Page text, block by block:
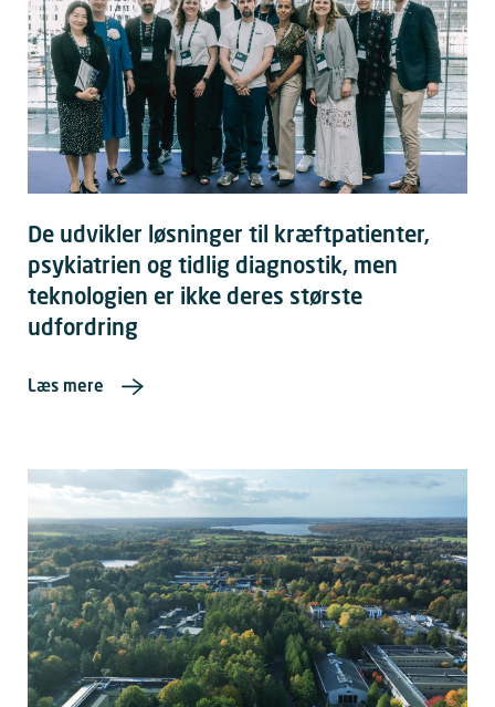
De udvikler løsninger til kræftpatienter,
psykiatrien og tidlig diagnostik, men
teknologien er ikke deres største
udfordring
Læs mere